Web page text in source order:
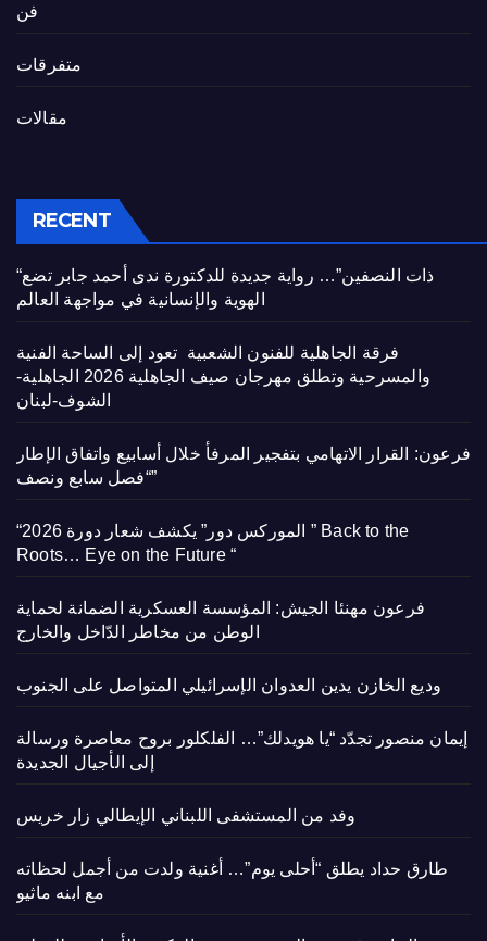
فن
متفرقات
مقالات
RECENT
“ذات النصفين”… رواية جديدة للدكتورة ندى أحمد جابر تضع
الهوية والإنسانية في مواجهة العالم
فرقة الجاهلية للفنون الشعبية تعود إلى الساحة الفنية
والمسرحية وتطلق مهرجان صيف الجاهلية 2026 الجاهلية-
الشوف-لبنان
فرعون: القرار الاتهامي بتفجير المرفأ خلال أسابيع واتفاق الإطار
“فصل سابع ونصف”
“الموركس دور” يكشف شعار دورة 2026 ” Back to the
Roots… Eye on the Future “
فرعون مهنئا الجيش: المؤسسة العسكرية الضمانة لحماية
الوطن من مخاطر الدّاخل والخارج
وديع الخازن يدين العدوان الإسرائيلي المتواصل على الجنوب
إيمان منصور تجدّد “يا هويدلك”… الفلكلور بروح معاصرة ورسالة
إلى الأجيال الجديدة
وفد من المستشفى اللبناني الإيطالي زار خريس
طارق حداد يطلق “أحلى يوم”… أغنية ولدت من أجمل لحظاته
مع ابنه ماثيو